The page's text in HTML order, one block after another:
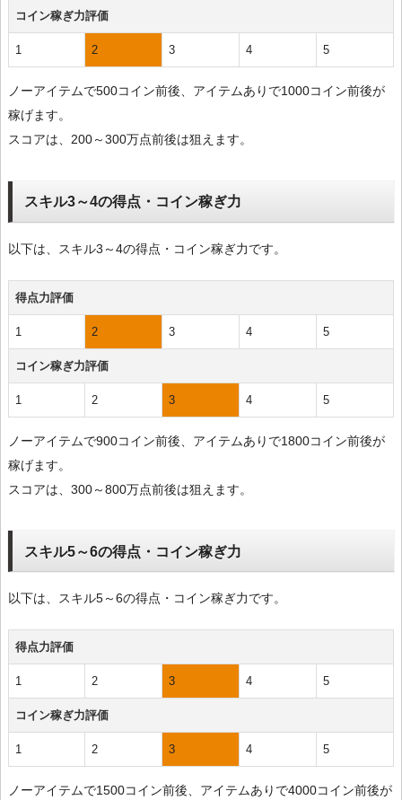
コイン稼ぎ力評価
1 2 3 4 5
ノーアイテムで500コイン前後、アイテムありで1000コイン前後が
稼げます。
スコアは、200～300万点前後は狙えます。
スキル3～4の得点・コイン稼ぎ力
以下は、スキル3～4の得点・コイン稼ぎ力です。
得点力評価
1 2 3 4 5
コイン稼ぎ力評価
1 2 3 4 5
ノーアイテムで900コイン前後、アイテムありで1800コイン前後が
稼げます。
スコアは、300～800万点前後は狙えます。
スキル5～6の得点・コイン稼ぎ力
以下は、スキル5～6の得点・コイン稼ぎ力です。
得点力評価
1 2 3 4 5
コイン稼ぎ力評価
1 2 3 4 5
ノーアイテムで1500コイン前後、アイテムありで4000コイン前後が